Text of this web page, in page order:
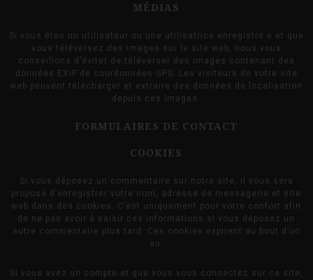
MÉDIAS
Si vous êtes un utilisateur ou une utilisatrice enregistré·e et que
vous téléversez des images sur le site web, nous vous
conseillons d’éviter de téléverser des images contenant des
données EXIF de coordonnées GPS. Les visiteurs de votre site
web peuvent télécharger et extraire des données de localisation
depuis ces images.
FORMULAIRES DE CONTACT
COOKIES
Si vous déposez un commentaire sur notre site, il vous sera
proposé d’enregistrer votre nom, adresse de messagerie et site
web dans des cookies. C’est uniquement pour votre confort afin
de ne pas avoir à saisir ces informations si vous déposez un
autre commentaire plus tard. Ces cookies expirent au bout d’un
an.
Si vous avez un compte et que vous vous connectez sur ce site,